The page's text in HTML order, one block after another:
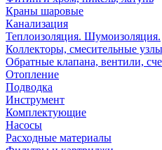
Краны шаровые
Канализация
Теплоизоляция. Шумоизоляция.
Коллекторы, смесительные
Обратные клапана, вентили,
Отопление
Подводка
Инструмент
Комплектующие
Насосы
Расходные материалы